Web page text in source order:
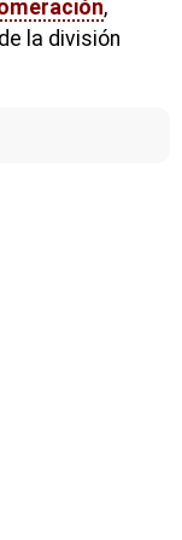
,
la división